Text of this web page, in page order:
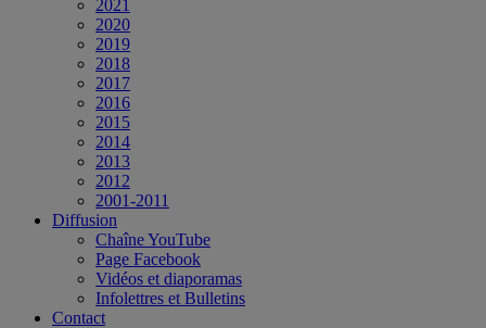
2021
2020
2019
2018
2017
2016
2015
2014
2013
2012
2001-2011
Diffusion
Chaîne YouTube
Page Facebook
Vidéos et diaporamas
Infolettres et Bulletins
Contact